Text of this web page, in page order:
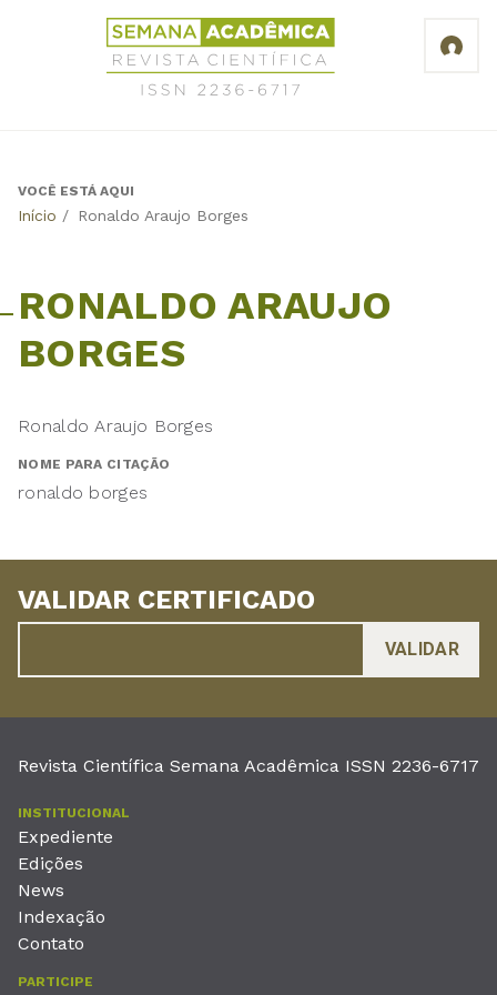
Revista
Científica
Semana
6717
Back
VOCÊ ESTÁ AQUI
Início / Ronaldo Araujo Borges
RONALDO ARAUJO
BORGES
Ronaldo Araujo Borges
NOME PARA CITAÇÃO
ronaldo borges
VALIDAR CERTIFICADO
Revista Científica Semana Acadêmica ISSN 2236-6717
INSTITUCIONAL
Expediente
Edições
News
Indexação
Contato
PARTICIPE